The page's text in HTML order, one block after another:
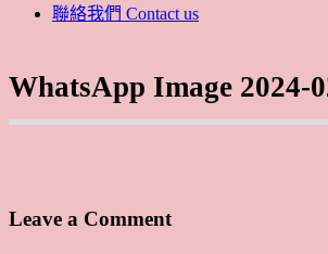
聯絡我們 Contact us
WhatsApp Image 2024-
Leave a Comment